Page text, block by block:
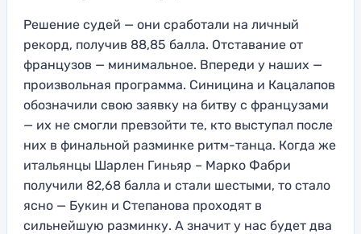
Решение судей — они сработали на личный
рекорд, получив 88,85 балла. Отставание от
французов — минимальное. Впереди у наших —
произвольная программа. Синицина и Кацалапов
обозначили свою заявку на битву с французами
— их не смогли превзойти те, кто выступал после
них в финальной разминке ритм-танца. Когда же
итальянцы Шарлен Гиньяр – Марко Фабри
получили 82,68 балла и стали шестыми, то стало
ясно — Букин и Степанова проходят в
сильнейшую разминку. А значит у нас будет два